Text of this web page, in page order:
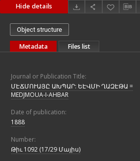
Hide details
Object structure
Metadata Files list
Journal or Publication Title:
ՄԷՃՄՈՒԱՅԸ ԱԽՊԱՐ: ԵԷՎՄԻ ՂԱԶԷԹԱ =
MEDJMOUA-I-AHBAR
Date of publication:
1888
Number:
Թիւ 1092 (17/29 Մայիս)